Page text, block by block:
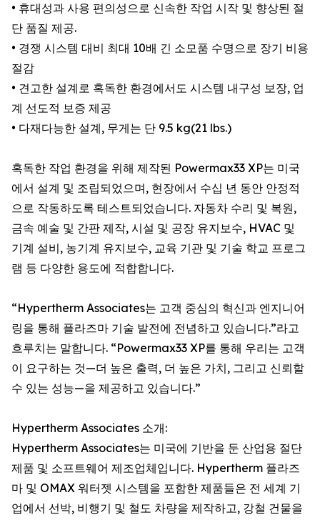
• 휴대성과 사용 편의성으로 신속한 작업 시작 및 향상된 절
단 품질 제공.
• 경쟁 시스템 대비 최대 10배 긴 소모품 수명으로 장기 비용
절감
• 견고한 설계로 혹독한 환경에서도 시스템 내구성 보장, 업
계 선도적 보증 제공
• 다재다능한 설계, 무게는 단 9.5 kg(21 lbs.)
혹독한 작업 환경을 위해 제작된 Powermax33 XP는 미국
에서 설계 및 조립되었으며, 현장에서 수십 년 동안 안정적
으로 작동하도록 테스트되었습니다. 자동차 수리 및 복원,
금속 예술 및 간판 제작, 시설 및 공장 유지보수, HVAC 및
기계 설비, 농기계 유지보수, 교육 기관 및 기술 학교 프로그
램 등 다양한 용도에 적합합니다.
“Hypertherm Associates는 고객 중심의 혁신과 엔지니어
링을 통해 플라즈마 기술 발전에 전념하고 있습니다.”라고
흐루치는 말합니다. “Powermax33 XP를 통해 우리는 고객
이 요구하는 것—더 높은 출력, 더 높은 가치, 그리고 신뢰할
수 있는 성능—을 제공하고 있습니다.”
Hypertherm Associates 소개:
Hypertherm Associates는 미국에 기반을 둔 산업용 절단
제품 및 소프트웨어 제조업체입니다. Hypertherm 플라즈
마 및 OMAX 워터젯 시스템을 포함한 제품들은 전 세계 기
업에서 선박, 비행기 및 철도 차량을 제작하고, 강철 건물을